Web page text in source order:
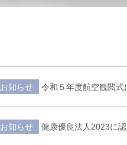
お知らせ 令和５年度航空観閲式
お知らせ 健康優良法人2023に認